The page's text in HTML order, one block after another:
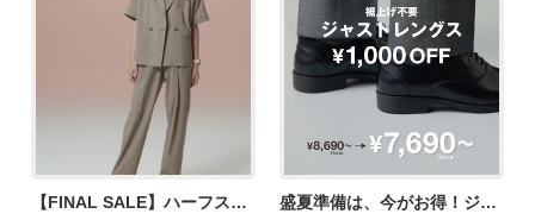
【FINAL SALE】ハーフスリーブセットアップが20%OFF！ 盛夏準備は、今がお得！ジャストレングスパンツが￥1,000OFF